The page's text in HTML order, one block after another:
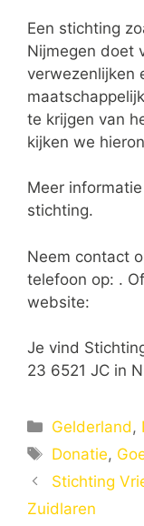
Een stichting
Nijmegen doet
verwezenlijken
te krijgen van
kijken we
Meer
stichting.
Neem contact
telefoon op: .
website:
Je vind
23 6521 JC in
Categorieën
Gelderland,
Tags
Donatie,
Stichting
Zuidlaren